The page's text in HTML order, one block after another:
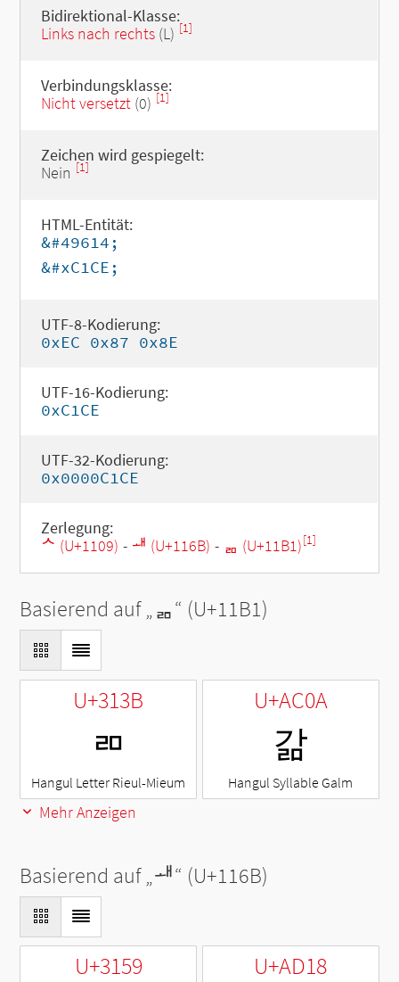
Bidirektional-Klasse:
Links nach rechts(L) [1]
Verbindungsklasse:
Nicht versetzt(0) [1]
Zeichen wird gespiegelt:
Nein [1]
HTML-Entität:
&#49614;
&#xC1CE;
UTF-8-Kodierung:
0xEC 0x87 0x8E
UTF-16-Kodierung:
0xC1CE
UTF-32-Kodierung:
0x0000C1CE
Zerlegung:
ᄉ (U+1109) - ᅫ (U+116B) - ᆱ (U+11B1)[1]
Basierend auf „ᆱ“ (U+11B1)
U+313B
ㄻ
Hangul Letter Rieul-Mieum
U+AC0A
갊
Hangul Syllable Galm
Mehr Anzeigen
Basierend auf „ᅫ“ (U+116B)
U+3159 U+AD18